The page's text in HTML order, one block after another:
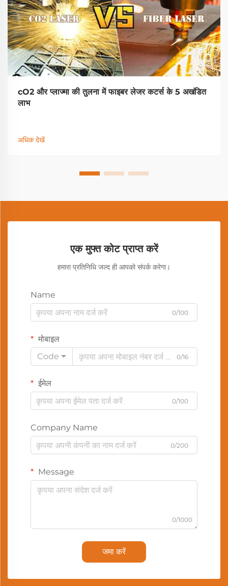
cO2 और प्लाज्मा की तुलना में फाइबर लेजर कटर्स के 5 अखंडित
लाभ
अधिक देखें
एक मुफ्त कोट प्राप्त करें
हमारा प्रतिनिधि जल्द ही आपको संपर्क करेगा।
Name
0/100
मोबाइल
Code
0/16
ईमेल
0/100
Company Name
0/200
Message
0/1000
जमा करें